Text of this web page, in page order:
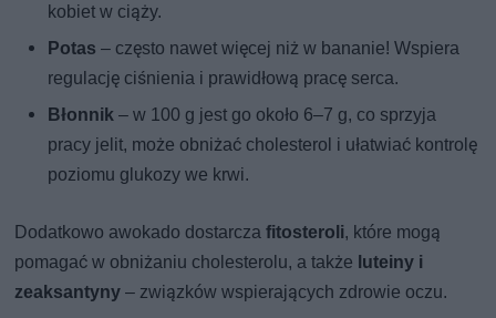
kobiet w ciąży.
Potas – często nawet więcej niż w bananie! Wspiera
regulację ciśnienia i prawidłową pracę serca.
Błonnik – w 100 g jest go około 6–7 g, co sprzyja
pracy jelit, może obniżać cholesterol i ułatwiać kontrolę
poziomu glukozy we krwi.
Dodatkowo awokado dostarczafitosteroli, które mogą
pomagać w obniżaniu cholesterolu, a także luteiny i
zeaksantyny – związków wspierających zdrowie oczu.